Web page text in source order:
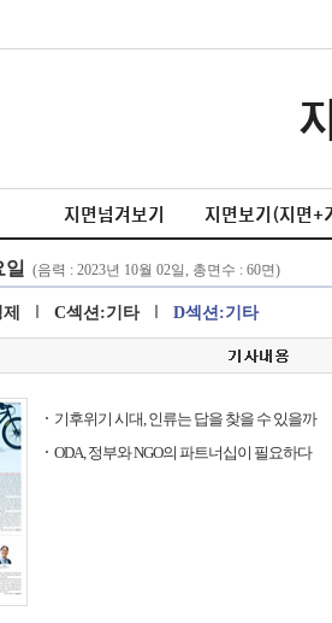
지면넘겨보기 지면보기(지면+
C섹션:기타 D섹션:기타
기후위기 시대, 인류는 답을 찾을 수 있을까
ODA, 정부와 NGO의 파트너십이 필요하다